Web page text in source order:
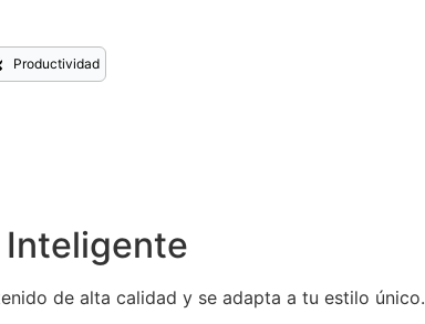
Productividad
Inteligente
de alta calidad y se adapta a tu estilo único.